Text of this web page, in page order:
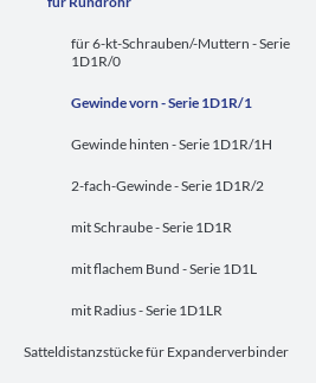
für 6-kt-Schrauben/-Muttern - Serie
1D1R/0
Gewinde vorn - Serie 1D1R/1
Gewinde hinten - Serie 1D1R/1H
2-fach-Gewinde - Serie 1D1R/2
mit Schraube - Serie 1D1R
mit flachem Bund - Serie 1D1L
mit Radius - Serie 1D1LR
Satteldistanzstücke für Expanderverbinder